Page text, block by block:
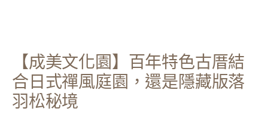
【成美文化園】百年特色古厝結
合日式禪風庭園，還是隱藏版落
羽松秘境